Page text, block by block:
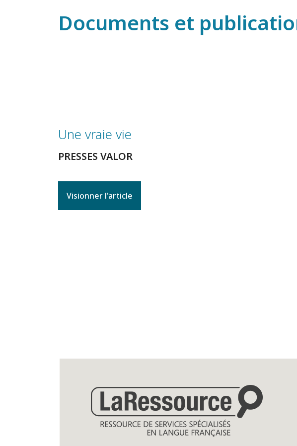
Documents et
Une vraie vie
PRESSES VALOR
Visionner l'article